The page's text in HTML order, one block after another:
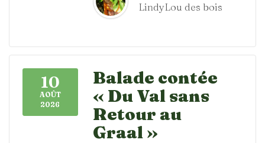
LindyLou des bois
10
AOÛT
2026
Balade contée
« Du Val sans
Retour au
Graal »